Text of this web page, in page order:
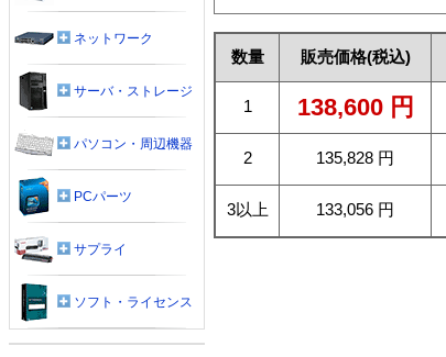
数量 販売価格(税込)
1 138,600 円
2 135,828 円
3以上 133,056 円
ネットワーク
サーバ・ストレージ
パソコン・周辺機器
PCパーツ
サプライ
ソフト・ライセンス